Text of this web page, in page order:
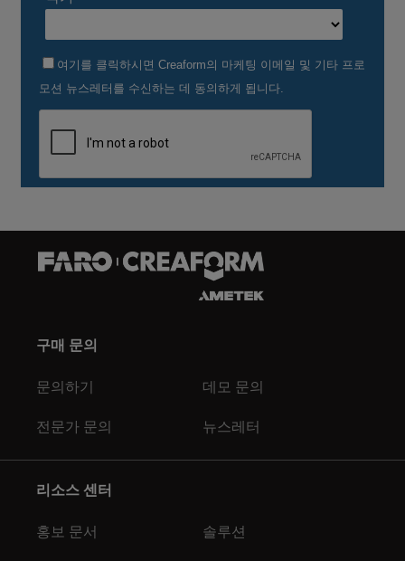
구매 문의
문의하기 데모 문의
전문가 문의 뉴스레터
리소스 센터
홍보 문서 솔루션